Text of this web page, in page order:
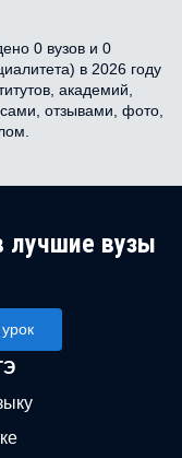
0 вузов и 0
в 2026 году
академий,
отзывами, фото,
лучшие вузы